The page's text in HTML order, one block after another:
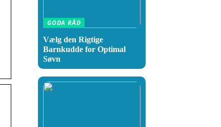
GODA RÅD
Vælg den Rigtige
Barnkudde for Optimal
Søvn